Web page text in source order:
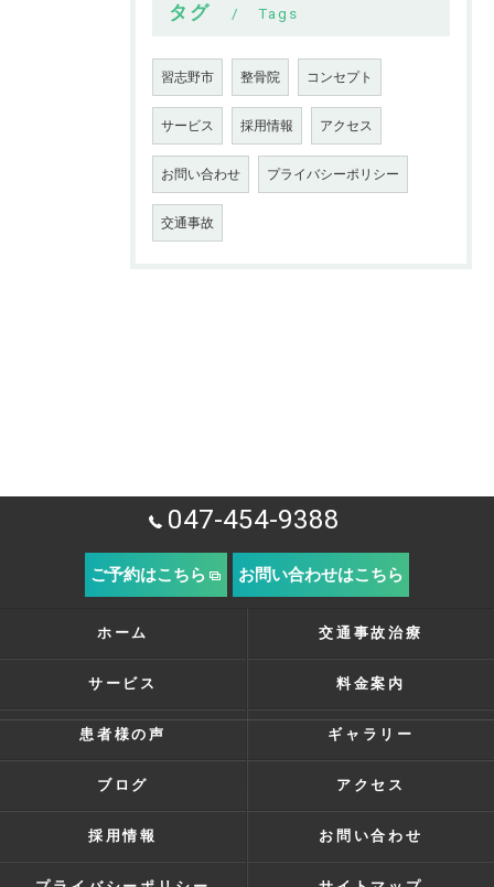
タグ Tags
習志野市 整骨院 コンセプト
サービス 採用情報 アクセス
お問い合わせ プライバシーポリシー
交通事故
047-454-9388
ご予約はこちら お問い合わせはこちら
ホーム 交通事故治療
サービス 料金案内
患者様の声 ギャラリー
ブログ アクセス
採用情報 お問い合わせ